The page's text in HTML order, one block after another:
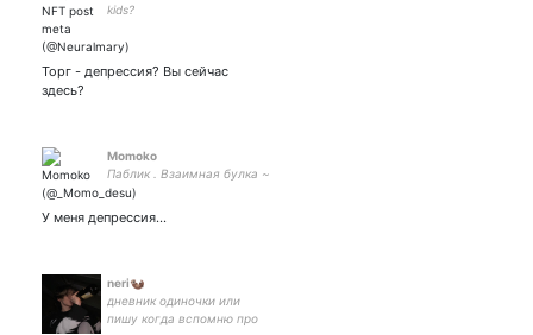
kids?
Торг - депрессия? Вы сейчас
здесь?
Momoko
Паблик . Взаимная булка ~
У меня депрессия…
neri🦦
дневник одиночки или
пишу когда вспомню про